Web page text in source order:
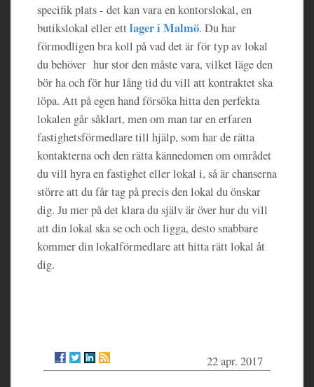
specifik plats - det kan vara en kontorslokal, en
butikslokal eller ettlager i Malmö. Du har
förmodligen bra koll på vad det är för typ av lokal
du behöver hur stor den måste vara, vilket läge den
bör ha och för hur lång tid du vill att kontraktet ska
löpa. Att på egen hand försöka hitta den perfekta
lokalen går såklart, men om man tar en erfaren
fastighetsförmedlare till hjälp, som har de rätta
kontakterna och den rätta kännedomen om området
du vill hyra en fastighet eller lokal i, så är chanserna
större att du får tag på precis den lokal du önskar
dig. Ju mer på det klara du själv är över hur du vill
att din lokal ska se och och ligga, desto snabbare
kommer din lokalförmedlare att hitta rätt lokal åt
dig.
22 apr. 2017